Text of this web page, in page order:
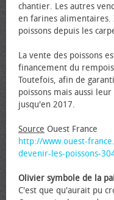
chantier. Les autres
en farines alimentaires.
poissons depuis les
La vente des poissons
financement du
Toutefois, afin de
poissons mais aussi
jusqu'en 2017.
Source Ouest France
http://www.ouest-
devenir-les-poissons-
Olivier symbole de la
C'est que qu'aurait pu